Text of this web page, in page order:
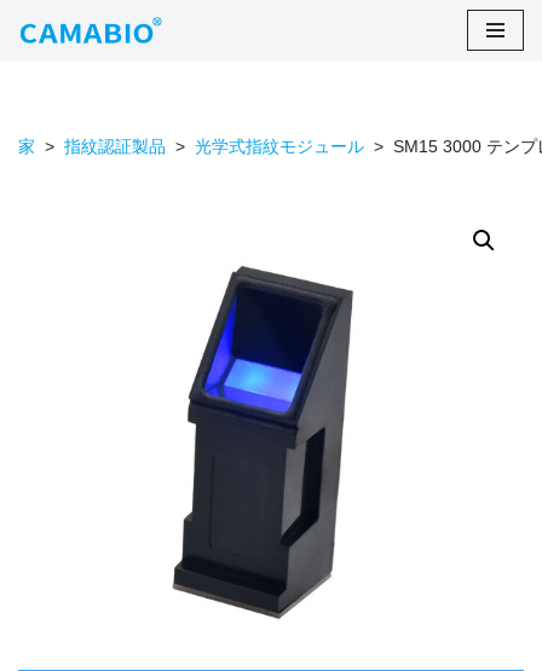
ン
家 > 指紋認証製品 > 光学式指紋モジュール > SM15 3000 テン